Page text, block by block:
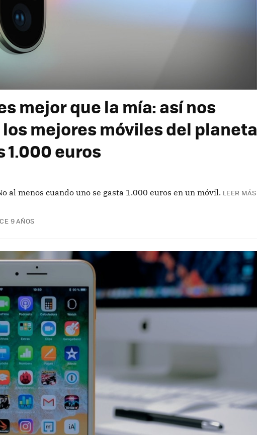
mejor que la mía: así nos
mejores móviles del planeta
1.000 euros
al menos cuando uno se gasta 1.000 euros en un móvil. LEER MÁS
9 AÑOS